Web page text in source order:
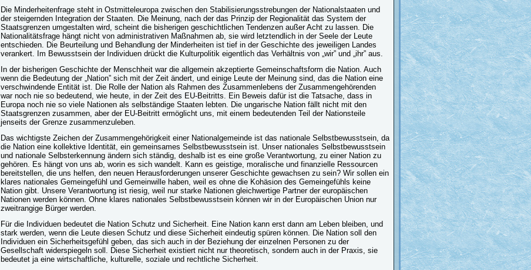
Die Minderheitenfrage steht in Ostmitteleuropa zwischen den Stabilisierungsstrebungen der Nationalstaaten und
der steigernden Integration der Staaten. Die Meinung, nach der das Prinzip der Regionalität das System der
Staatsgrenzen umgestalten wird, scheint die bisherigen geschichtlichen Tendenzen außer Acht zu lassen. Die
Nationalitätsfrage hängt nicht von administrativen Maßnahmen ab, sie wird letztendlich in der Seele der Leute
entschieden. Die Beurteilung und Behandlung der Minderheiten ist tief in der Geschichte des jeweiligen Landes
verankert. Im Bewusstsein der Individuen drückt die Kulturpolitik eigentlich das Verhältnis von „wir” und „ihr” aus.
In der bisherigen Geschichte der Menschheit war die allgemein akzeptierte Gemeinschaftsform die Nation. Auch
wenn die Bedeutung der „Nation” sich mit der Zeit ändert, und einige Leute der Meinung sind, das die Nation eine
verschwindende Entität ist. Die Rolle der Nation als Rahmen des Zusammenlebens der Zusammengehörenden
war noch nie so bedeutend, wie heute, in der Zeit des EU-Beitritts. Ein Beweis dafür ist die Tatsache, dass in
Europa noch nie so viele Nationen als selbständige Staaten lebten. Die ungarische Nation fällt nicht mit den
Staatsgrenzen zusammen, aber der EU-Beitritt ermöglicht uns, mit einem bedeutenden Teil der Nationsteile
jenseits der Grenze zusammenzuleben.
Das wichtigste Zeichen der Zusammengehörigkeit einer Nationalgemeinde ist das nationale Selbstbewusstsein, da
die Nation eine kollektive Identität, ein gemeinsames Selbstbewusstsein ist. Unser nationales Selbstbewusstsein
und nationale Selbsterkennung ändern sich ständig, deshalb ist es eine große Verantwortung, zu einer Nation zu
gehören. Es hängt von uns ab, worin es sich wandelt. Kann es geistige, moralische und finanzielle Ressourcen
bereitstellen, die uns helfen, den neuen Herausforderungen unserer Geschichte gewachsen zu sein? Wir sollen ein
klares nationales Gemeingefühl und Gemeinwille haben, weil es ohne die Kohäsion des Gemeingefühls keine
Nation gibt. Unsere Verantwortung ist riesig, weil nur starke Nationen gleichwertige Partner der europäischen
Nationen werden können. Ohne klares nationales Selbstbewusstsein können wir in der Europäischen Union nur
zweitrangige Bürger werden.
Für die Individuen bedeutet die Nation Schutz und Sicherheit. Eine Nation kann erst dann am Leben bleiben, und
stark werden, wenn die Leute diesen Schutz und diese Sicherheit eindeutig spüren können. Die Nation soll den
Individuen ein Sicherheitsgefühl geben, das sich auch in der Beziehung der einzelnen Personen zu der
Gesellschaft widerspiegeln soll. Diese Sicherheit existiert nicht nur theoretisch, sondern auch in der Praxis, sie
bedeutet ja eine wirtschaftliche, kulturelle, soziale und rechtliche Sicherheit.